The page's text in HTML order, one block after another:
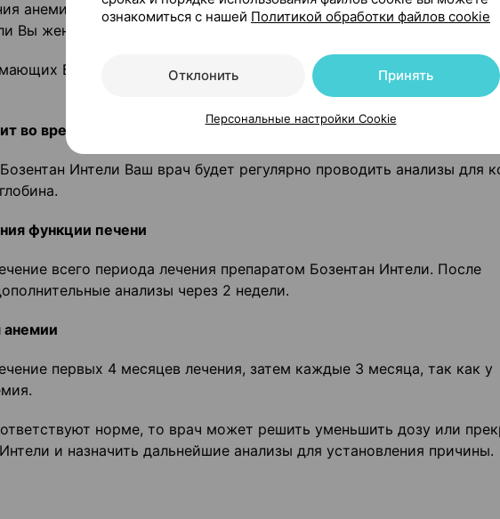
анемии (низкий гемоглобин)
Вы женщина репродуктивного возраста
Бозентан Интели, наблюдается нарушение функции печени
во время лечения
Интели Ваш врач будет регулярно проводить анализы для
функции печени
всего периода лечения препаратом Бозентан Интели. После
анализы через 2 недели.
анемии
первых 4 месяцев лечения, затем каждые 3 месяца, так как у
норме, то врач может решить уменьшить дозу или
и назначить дальнейшие анализы для установления причины.
ознакомиться с нашей Политикой обработки файлов cookie
Отклонить Принять
Персональные настройки Cookie